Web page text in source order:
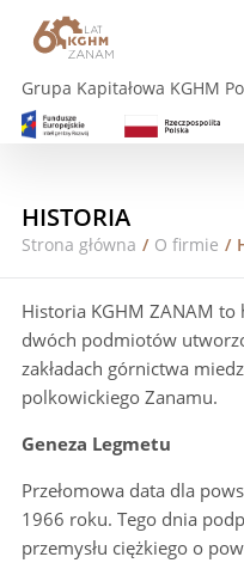
Grupa Kapitałowa KGHM
HISTORIA
Strona główna / O firmie /
Historia KGHM ZANAM
dwóch podmiotów
zakładach górnictwa
polkowickiego Zanamu.
Geneza Legmetu
Przełomowa data dla
1966 roku. Tego dnia
przemysłu ciężkiego o